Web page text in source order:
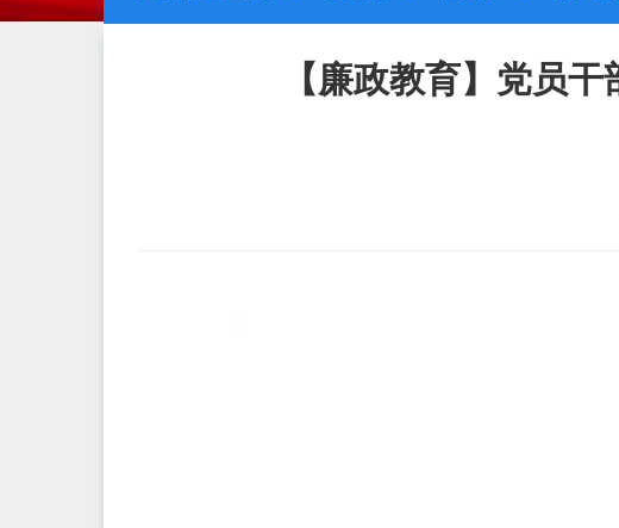
【廉政教育】党员